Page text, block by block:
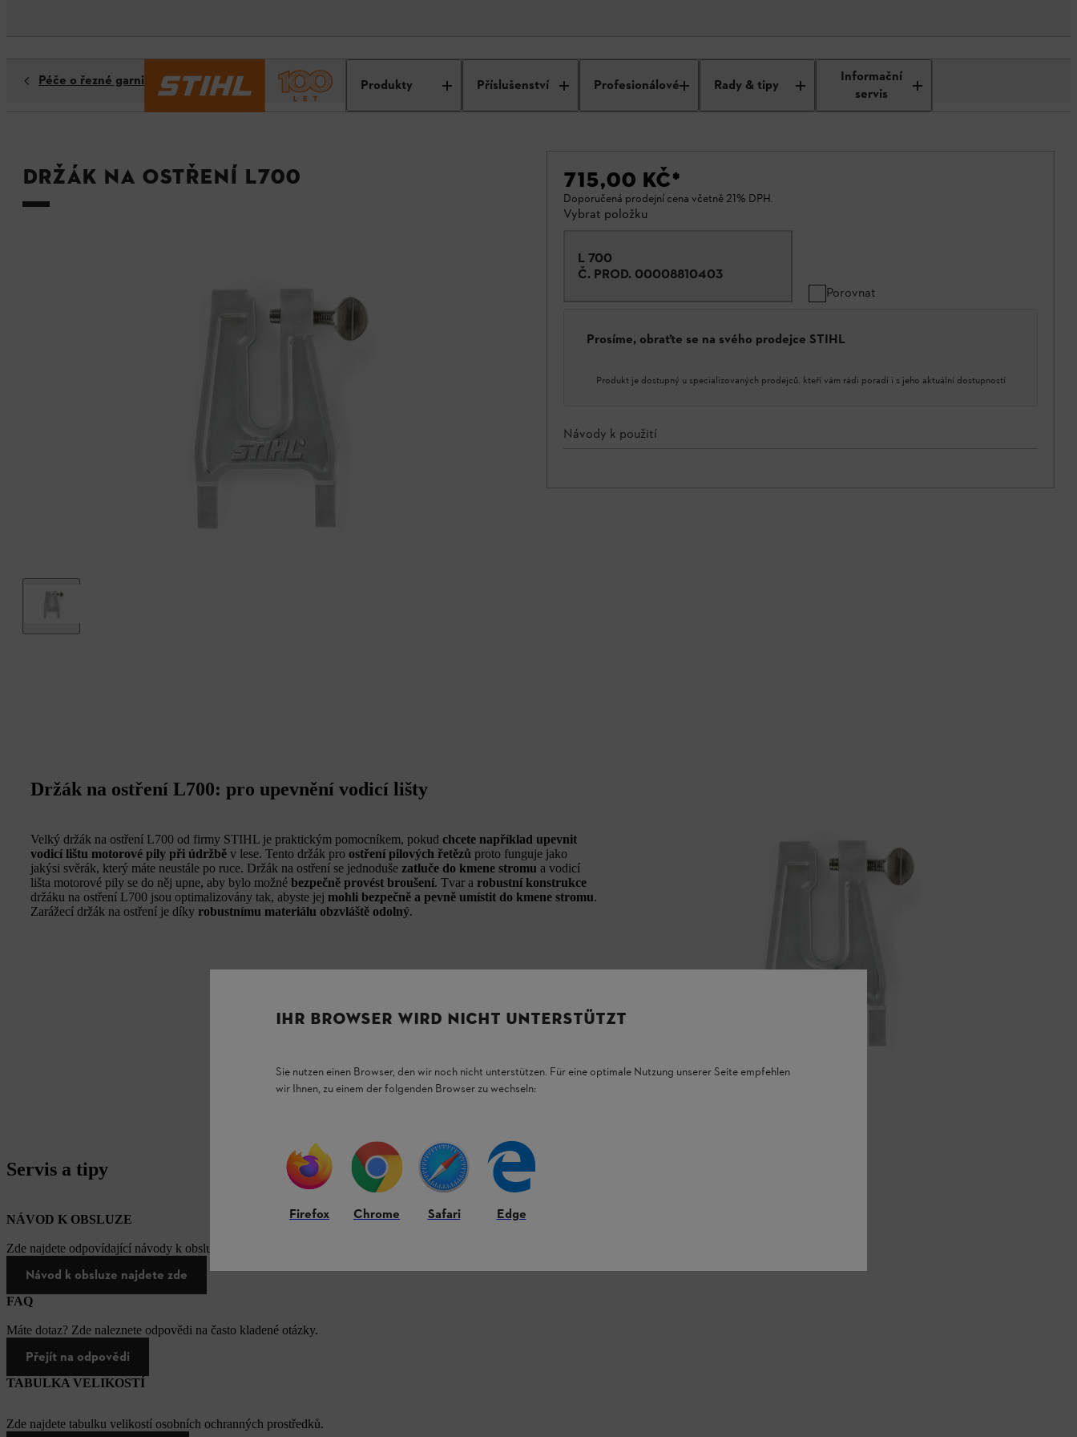
Produkty Příslušenství Profesionálové Rady & tipy
Informační
servis
Péče o řezné garnitury
Držák na ostření L700 715,00 KČ*
Doporučená prodejní cena včetně 21% DPH.
Vybrat položku
L 700
Č. PROD. 00008810403
Porovnat
Prosíme, obraťte se na svého prodejce STIHL
Produkt je dostupný u specializovaných prodejců, kteří vám rádi poradí i s jeho aktuální dostupností
Návody k použití
Držák na ostření L700: pro upevnění vodicí lišty
Velký držák na ostření L700 od firmy STIHL je praktickým pomocníkem, pokud chcete například upevnit
vodicí lištu motorové pily při údržbě v lese. Tento držák pro ostření pilových řetězů proto funguje jako
jakýsi svěrák, který máte neustále po ruce. Držák na ostření se jednoduše zatluče do kmene stromu a vodicí
lišta motorové pily se do něj upne, aby bylo možné bezpečně provést broušení. Tvar a robustní konstrukce
držáku na ostření L700 jsou optimalizovány tak, abyste jej mohli bezpečně a pevně umístit do kmene stromu.
Zarážecí držák na ostření je díky robustnímu materiálu obzvláště odolný.
Servis a tipy
NÁVOD K OBSLUZE
Zde najdete odpovídající návody k obsluze našich produktů STIHL.
Návod k obsluze najdete zde
FAQ
Máte dotaz? Zde naleznete odpovědi na často kladené otázky.
Přejít na odpovědi
TABULKA VELIKOSTÍ
Zde najdete tabulku velikostí osobních ochranných prostředků.
IHR BROWSER WIRD NICHT UNTERSTÜTZT
Sie nutzen einen Browser, den wir noch nicht unterstützen. Für eine optimale Nutzung unserer Seite empfehlen
wir Ihnen, zu einem der folgenden Browser zu wechseln:
Firefox Chrome Safari Edge